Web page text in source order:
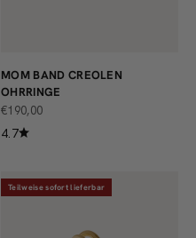
MOM BAND CREOLEN
OHRRINGE
ANGEBOT
€190,00
4.7
Teilweise sofort lieferbar